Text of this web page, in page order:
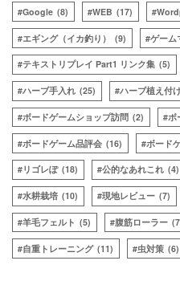
Google (8) WEB (17)
エギング（イカ釣り） (9) ゲーム
テキストリプレイ Part1 リンク集 (5)
ハーブ手入れ (25) ハーブ植え付
ボードゲームショップ訪問 (2) ボ
ボードゲーム品評会 (16) ボード
リゴレぽ (18) 公的なあれこれ (4)
水耕栽培 (10) 現地レビュー (7)
羊毛フェルト (5) 腹筋ローラー
自重トレーニング (11) 虫対策 (6)